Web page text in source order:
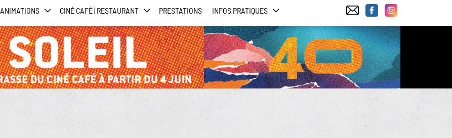
ANIMATIONS CINÉ CAFÉ | RESTAURANT PRESTATIONS INFOS PRATIQUES